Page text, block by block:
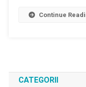
Continue
CATEGORII